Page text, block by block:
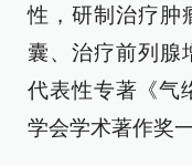
性，研制治疗肿
囊、治疗前列腺
代表性专著《气
学会学术著作奖一